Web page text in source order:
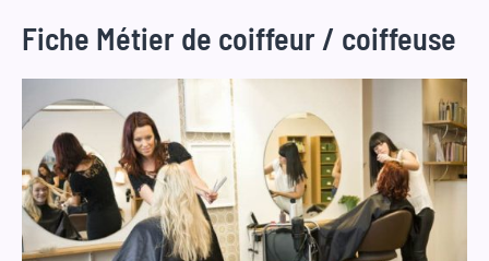
Fiche Métier de coiffeur / coiffeuse